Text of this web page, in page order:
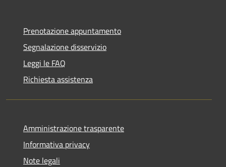
Prenotazione appuntamento
Segnalazione disservizio
Leggi le FAQ
Richiesta assistenza
Amministrazione trasparente
Informativa privacy
Note legali